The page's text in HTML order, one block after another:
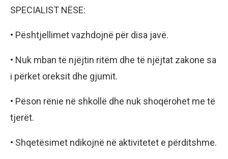
SPECIALIST NËSE:
• Pështjellimet vazhdojnë për disa javë.
• Nuk mban të njëjtin ritëm dhe të njëjtat zakone sa
i përket oreksit dhe gjumit.
• Pëson rënie në shkollë dhe nuk shoqërohet me të
tjerët.
• Shqetësimet ndikojnë në aktivitetet e përditshme.